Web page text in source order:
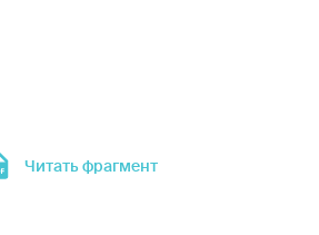
Читать фрагмент